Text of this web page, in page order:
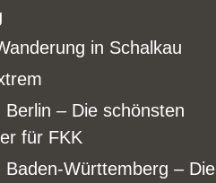
in Schalkau
Berlin – Die schönsten
für FKK
Baden-Württemberg – Die